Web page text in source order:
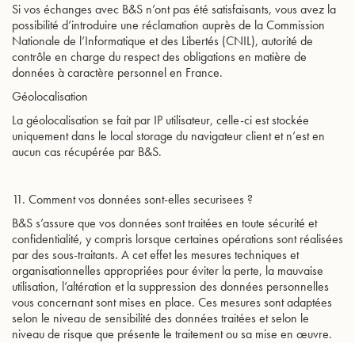
Si vos échanges avec B&S n’ont pas été satisfaisants, vous avez la
possibilité d’introduire une réclamation auprès de la Commission
Nationale de l’Informatique et des Libertés (CNIL), autorité de
contrôle en charge du respect des obligations en matière de
données à caractère personnel en France.
Géolocalisation
La géolocalisation se fait par IP utilisateur, celle-ci est stockée
uniquement dans le local storage du navigateur client et n’est en
aucun cas récupérée par B&S.
11. Comment vos données sont-elles securisees ?
B&S s’assure que vos données sont traitées en toute sécurité et
confidentialité, y compris lorsque certaines opérations sont réalisées
par des sous-traitants. A cet effet les mesures techniques et
organisationnelles appropriées pour éviter la perte, la mauvaise
utilisation, l’altération et la suppression des données personnelles
vous concernant sont mises en place. Ces mesures sont adaptées
selon le niveau de sensibilité des données traitées et selon le
niveau de risque que présente le traitement ou sa mise en œuvre.